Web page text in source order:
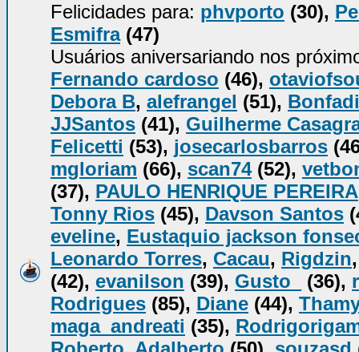
Felicidades para: phvporto (30),
Esmifra(47)
Usuários aniversariando nos
Fernando cardoso (46),
Debora B, alefrangel (51),
JJSantos (41), Guilherme
Felicetti (53), josecarlosbarros
mgloriam (66), scan74(52),
(37), PAULO HENRIQUE PEREIRA
Tonny Rios (45), Davson Santos
eveline, Eustaquio jackson
Leonardo Torres, Cacau, Rigdzin
(42), evanilson (39), Gusto_ (36),
Rodrigues (85), Diane (44),
maga_andreati (35),